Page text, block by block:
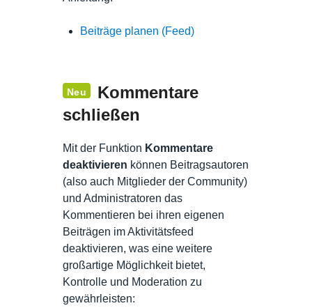
Beiträge planen (Feed)
Neu
Kommentare
schließen
Mit der Funktion Kommentare
deaktivieren können Beitragsautoren
(also auch Mitglieder der Community)
und Administratoren das
Kommentieren bei ihren eigenen
Beiträgen im Aktivitätsfeed
deaktivieren, was eine weitere
großartige Möglichkeit bietet,
Kontrolle und Moderation zu
gewährleisten: